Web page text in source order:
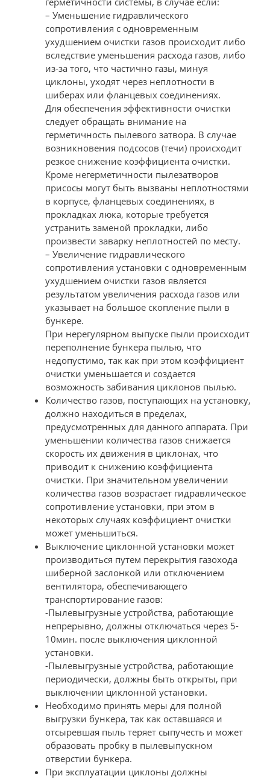
– Уменьшение гидравлического
сопротивления с одновременным
ухудшением очистки газов происходит либо
вследствие уменьшения расхода газов, либо
из-за того, что частично газы, минуя
циклоны, уходят через неплотности в
шиберах или фланцевых соединениях.
Для обеспечения эффективности очистки
следует обращать внимание на
герметичность пылевого затвора. В случае
возникновения подсосов (течи) происходит
резкое снижение коэффициента очистки.
Кроме негерметичности пылезатворов
присосы могут быть вызваны неплотностями
в корпусе, фланцевых соединениях, в
прокладках люка, которые требуется
устранить заменой прокладки, либо
произвести заварку неплотностей по месту.
– Увеличение гидравлического
сопротивления установки с одновременным
ухудшением очистки газов является
результатом увеличения расхода газов или
указывает на большое скопление пыли в
бункере.
При нерегулярном выпуске пыли происходит
переполнение бункера пылью, что
недопустимо, так как при этом коэффициент
очистки уменьшается и создается
возможность забивания циклонов пылью.
Количество газов, поступающих на установку,
должно находиться в пределах,
предусмотренных для данного аппарата. При
уменьшении количества газов снижается
скорость их движения в циклонах, что
приводит к снижению коэффициента
очистки. При значительном увеличении
количества газов возрастает гидравлическое
сопротивление установки, при этом в
некоторых случаях коэффициент очистки
может уменьшиться.
Выключение циклонной установки может
производиться путем перекрытия газохода
шиберной заслонкой или отключением
вентилятора, обеспечивающего
транспортирование газов:
-Пылевыгрузные устройства, работающие
непрерывно, должны отключаться через 5-
10мин. после выключения циклонной
установки.
-Пылевыгрузные устройства, работающие
периодически, должны быть открыты, при
выключении циклонной установки.
Необходимо принять меры для полной
выгрузки бункера, так как оставшаяся и
отсыревшая пыль теряет сыпучесть и может
образовать пробку в пылевыпускном
отверстии бункера.
При эксплуатации циклоны должны